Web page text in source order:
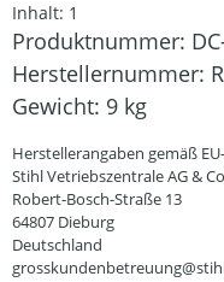
Inhalt: 1
Produktnummer:
Herstellernummer:
Gewicht: 9 kg
Herstellerangaben gemäß
Stihl Vetriebszentrale AG &
Robert-Bosch-Straße 13
64807 Dieburg
Deutschland